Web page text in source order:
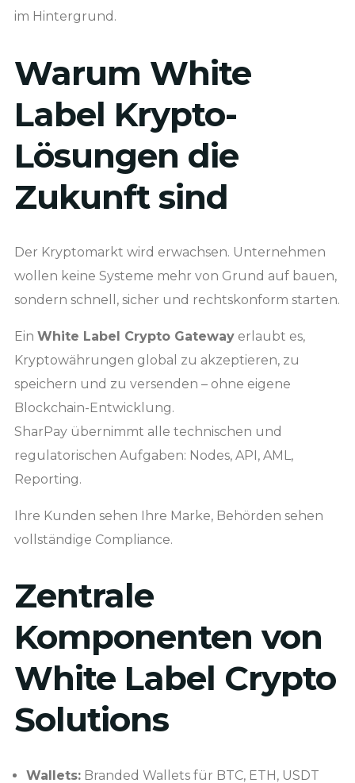
im Hintergrund.
Warum White
Label Krypto-
Lösungen die
Zukunft sind
Der Kryptomarkt wird erwachsen. Unternehmen
wollen keine Systeme mehr von Grund auf bauen,
sondern schnell, sicher und rechtskonform starten.
Ein White Label Crypto Gateway erlaubt es,
Kryptowährungen global zu akzeptieren, zu
speichern und zu versenden – ohne eigene
Blockchain-Entwicklung.
SharPay übernimmt alle technischen und
regulatorischen Aufgaben: Nodes, API, AML,
Reporting.
Ihre Kunden sehen Ihre Marke, Behörden sehen
vollständige Compliance.
Zentrale
Komponenten von
White Label Crypto
Solutions
Wallets: Branded Wallets für BTC, ETH, USDT